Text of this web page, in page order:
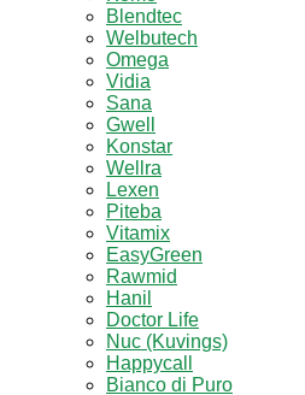
Blendtec
Welbutech
Omega
Vidia
Sana
Gwell
Konstar
Wellra
Lexen
Piteba
Vitamix
EasyGreen
Rawmid
Hanil
Doctor Life
Nuc (Kuvings)
Happycall
Bianco di Puro